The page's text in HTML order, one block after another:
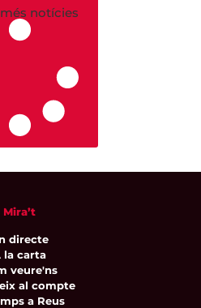
notícies
Mira’t
directe
la carta
veure'ns
al compte
a Reus